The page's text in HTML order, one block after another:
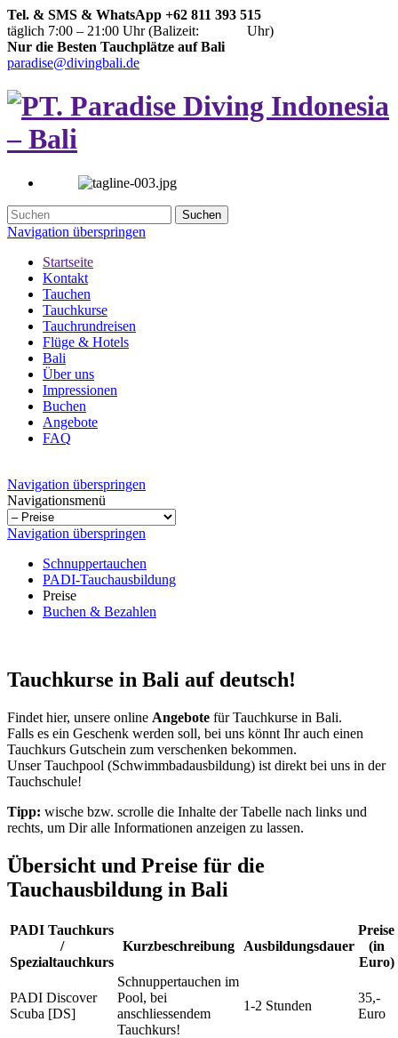
Tel. & SMS & WhatsApp +62 811 393 515
täglich 7:00 – 21:00 Uhr (Balizeit:
Uhr)
Nur die Besten Tauchplätze auf Bali
paradise@divingbali.de
Suchen
Navigation überspringen
Startseite
Kontakt
Tauchen
Tauchkurse
Tauchrundreisen
Flüge & Hotels
Bali
Über uns
Impressionen
Buchen
Angebote
FAQ
Navigation überspringen
Navigationsmenü
Navigation überspringen
Schnuppertauchen
PADI-Tauchausbildung
Preise
Buchen & Bezahlen
Tauchkurse in Bali auf deutsch!
Findet hier, unsere online Angebote für Tauchkurse in Bali.
Falls es ein Geschenk werden soll, bei uns könnt Ihr auch einen
Tauchkurs Gutschein zum verschenken bekommen.
Unser Tauchpool (Schwimmbadausbildung) ist direkt bei uns in der
Tauchschule!
Tipp: wische bzw. scrolle die Inhalte der Tabelle nach links und
rechts, um Dir alle Informationen anzeigen zu lassen.
Übersicht und Preise für die
Tauchausbildung in Bali
PADI Tauchkurs
/
Spezialtauchkurs
Kurzbeschreibung Ausbildungsdauer
Preise
(in
Euro)
PADI Discover
Scuba [DS]
Schnuppertauchen im
Pool, bei
anschliessendem
Tauchkurs!
1-2 Stunden
35,-
Euro